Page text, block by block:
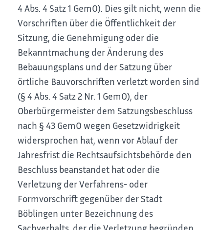
4 Abs. 4 Satz 1 GemO). Dies gilt nicht, wenn die
Vorschriften über die Öffentlichkeit der
Sitzung, die Genehmigung oder die
Bekanntmachung der Änderung des
Bebauungsplans und der Satzung über
örtliche Bauvorschriften verletzt worden sind
(§ 4 Abs. 4 Satz 2 Nr. 1 GemO), der
Oberbürgermeister dem Satzungsbeschluss
nach § 43 GemO wegen Gesetzwidrigkeit
widersprochen hat, wenn vor Ablauf der
Jahresfrist die Rechtsaufsichtsbehörde den
Beschluss beanstandet hat oder die
Verletzung der Verfahrens- oder
Formvorschrift gegenüber der Stadt
Böblingen unter Bezeichnung des